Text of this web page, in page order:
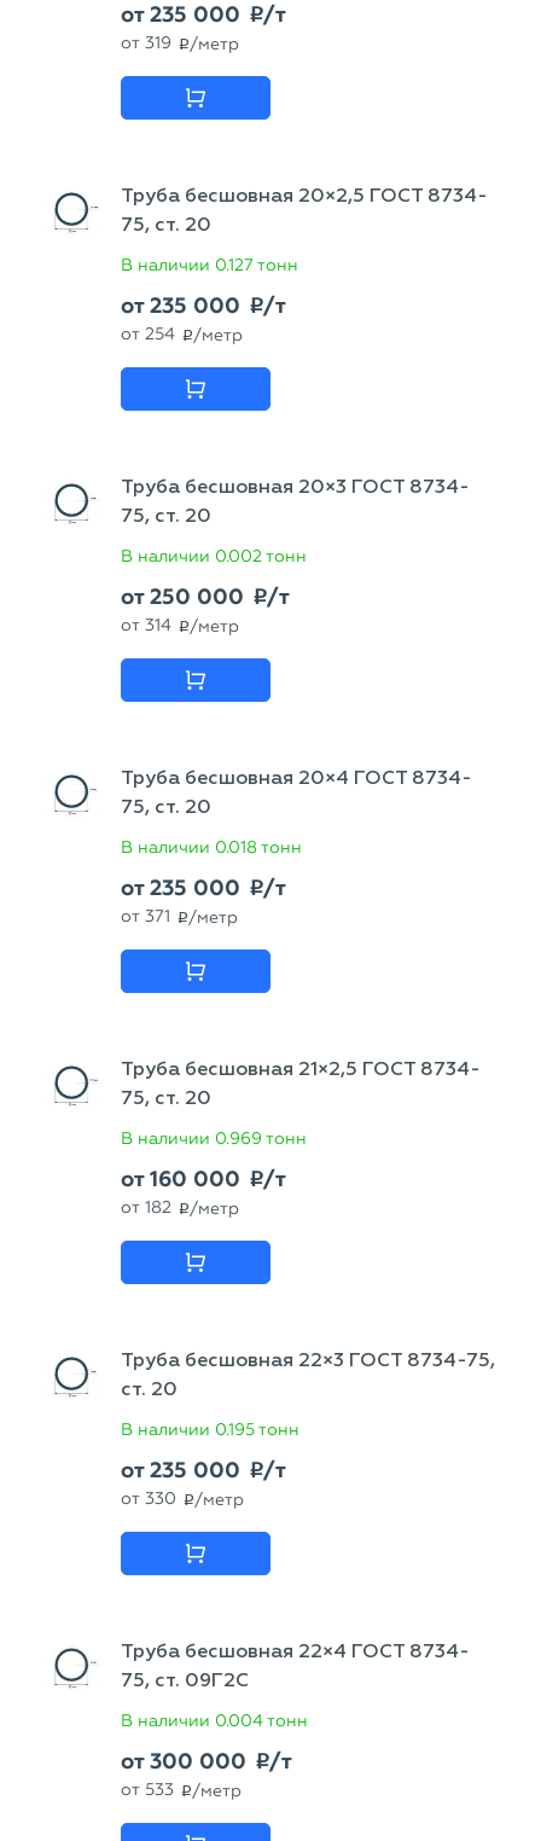
от235 000 p/т
от 319 p /метр
Труба бесшовная 20×2,5 ГОСТ 8734-
75, ст. 20
В наличии 0.127 тонн
от235 000 p/т
от 254 p /метр
Труба бесшовная 20×3 ГОСТ 8734-
75, ст. 20
В наличии 0.002 тонн
от250 000 p/т
от 314 p /метр
Труба бесшовная 20×4 ГОСТ 8734-
75, ст. 20
В наличии 0.018 тонн
от235 000 p/т
от 371 p /метр
Труба бесшовная 21×2,5 ГОСТ 8734-
75, ст. 20
В наличии 0.969 тонн
от160 000 p/т
от 182 p /метр
Труба бесшовная 22×3 ГОСТ 8734-75,
ст. 20
В наличии 0.195 тонн
от235 000 p/т
от 330 p /метр
Труба бесшовная 22×4 ГОСТ 8734-
75, ст. 09Г2С
В наличии 0.004 тонн
от300 000 p/т
от 533 p /метр